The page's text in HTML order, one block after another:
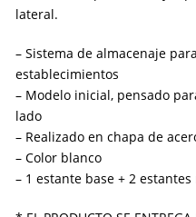
lateral.
– Sistema de almacenaje
establecimientos
– Modelo inicial, pensado
lado
– Realizado en chapa de
– Color blanco
– 1 estante base + 2